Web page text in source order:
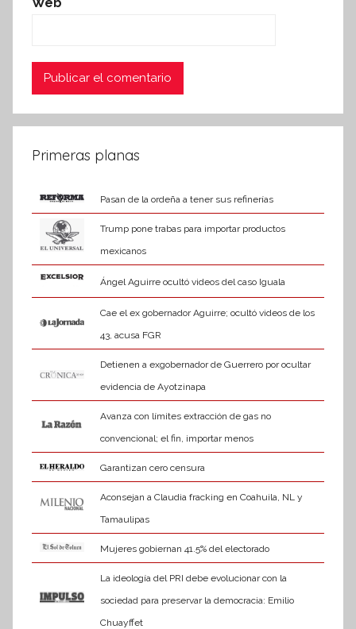
Primeras planas
Pasan de la ordeña a tener sus refinerías
Trump pone trabas para importar productos
mexicanos
Ángel Aguirre ocultó videos del caso Iguala
Cae el ex gobernador Aguirre; ocultó videos de los
43, acusa FGR
Detienen a exgobernador de Guerrero por ocultar
evidencia de Ayotzinapa
Avanza con límites extracción de gas no
convencional; el fin, importar menos
Garantizan cero censura
Aconsejan a Claudia fracking en Coahuila, NL y
Tamaulipas
Mujeres gobiernan 41.5% del electorado
La ideología del PRI debe evolucionar con la
sociedad para preservar la democracia: Emilio
Chuayffet